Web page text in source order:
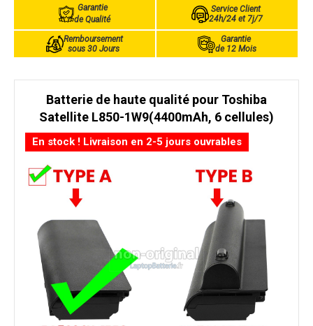
Garantie
de Qualité
Service Client
24h/24 et 7j/7
Remboursement
sous 30 Jours
Garantie
de 12 Mois
Batterie de haute qualité pour Toshiba
Satellite L850-1W9(4400mAh, 6 cellules)
En stock ! Livraison en 2-5 jours ouvrables